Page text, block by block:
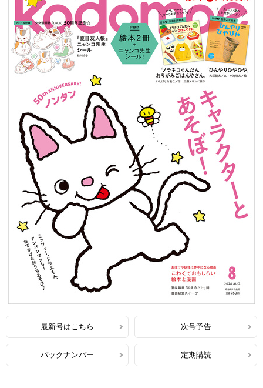
最新号はこちら 次号予告
バックナンバー 定期購読